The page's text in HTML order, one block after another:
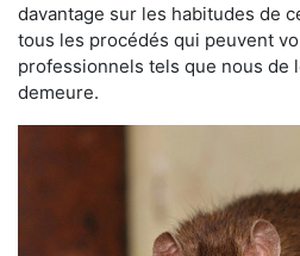
davantage sur les habitudes de
tous les procédés qui peuvent
professionnels tels que nous de
demeure.